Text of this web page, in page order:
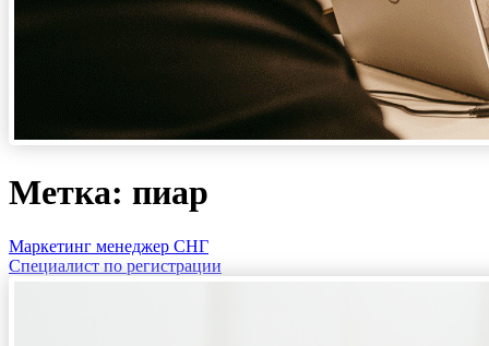
Метка: пиар
Маркетинг менеджер СНГ
Специалист по регистрации